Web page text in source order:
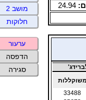
24.94
משוקללות
33488
מושב 2
חלוקות
ערעור
הדפסה
סגירה